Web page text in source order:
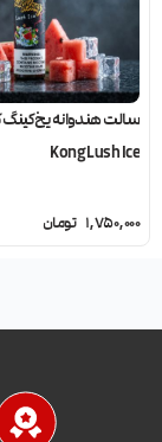
Kong Lush Ice
1,750,000 تومان